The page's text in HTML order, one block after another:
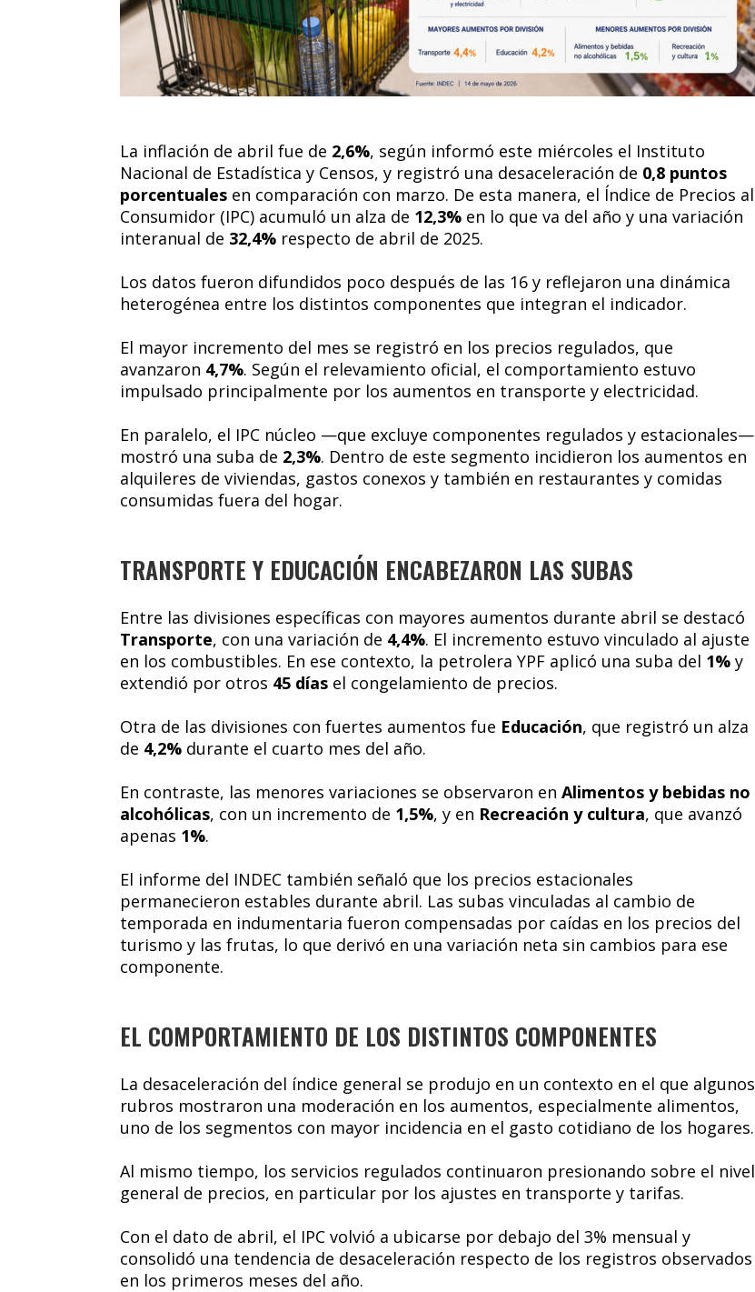
La inflación de abril fue de 2,6%, según informó este miércoles el Instituto
Nacional de Estadística y Censos, y registró una desaceleración de 0,8 puntos
porcentuales en comparación con marzo. De esta manera, el Índice de Precios al
Consumidor (IPC) acumuló un alza de 12,3% en lo que va del año y una variación
interanual de 32,4% respecto de abril de 2025.
Los datos fueron difundidos poco después de las 16 y reflejaron una dinámica
heterogénea entre los distintos componentes que integran el indicador.
El mayor incremento del mes se registró en los precios regulados, que
avanzaron 4,7%. Según el relevamiento oficial, el comportamiento estuvo
impulsado principalmente por los aumentos en transporte y electricidad.
En paralelo, el IPC núcleo —que excluye componentes regulados y estacionales—
mostró una suba de 2,3%. Dentro de este segmento incidieron los aumentos en
alquileres de viviendas, gastos conexos y también en restaurantes y comidas
consumidas fuera del hogar.
TRANSPORTE Y EDUCACIÓN ENCABEZARON LAS SUBAS
Entre las divisiones específicas con mayores aumentos durante abril se destacó
Transporte, con una variación de 4,4%. El incremento estuvo vinculado al ajuste
en los combustibles. En ese contexto, la petrolera YPF aplicó una suba del 1% y
extendió por otros 45 días el congelamiento de precios.
Otra de las divisiones con fuertes aumentos fue Educación, que registró un alza
de 4,2% durante el cuarto mes del año.
En contraste, las menores variaciones se observaron en Alimentos y bebidas no
alcohólicas, con un incremento de 1,5%, y en Recreación y cultura, que avanzó
apenas 1%.
El informe del INDEC también señaló que los precios estacionales
permanecieron estables durante abril. Las subas vinculadas al cambio de
temporada en indumentaria fueron compensadas por caídas en los precios del
turismo y las frutas, lo que derivó en una variación neta sin cambios para ese
componente.
EL COMPORTAMIENTO DE LOS DISTINTOS COMPONENTES
La desaceleración del índice general se produjo en un contexto en el que algunos
rubros mostraron una moderación en los aumentos, especialmente alimentos,
uno de los segmentos con mayor incidencia en el gasto cotidiano de los hogares.
Al mismo tiempo, los servicios regulados continuaron presionando sobre el nivel
general de precios, en particular por los ajustes en transporte y tarifas.
Con el dato de abril, el IPC volvió a ubicarse por debajo del 3% mensual y
consolidó una tendencia de desaceleración respecto de los registros observados
en los primeros meses del año.